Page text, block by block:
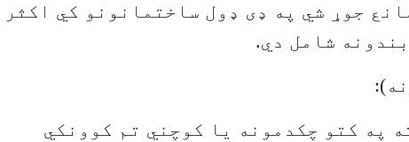
جوړ شي په ډی ډول ساختمانونو کي اکثر
شامل دي.
په کتو چکدمونه یا کوچني تم کوونکي